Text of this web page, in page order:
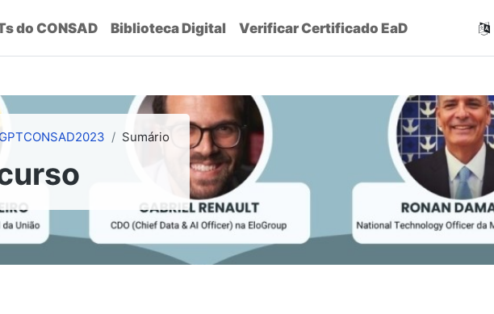
do CONSAD Biblioteca Digital Verificar Certificado EaD
Sumário